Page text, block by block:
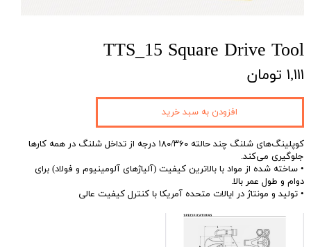
TTS_15 Square Drive Tool
۱,۱۱۱ تومان
کوپلینگ‌های شلنگ چند حالته ۱۸۰/۳۶۰ درجه از تداخل شلنگ در همه کارها
جلوگیری می‌کند.
• ساخته شده از مواد با بالاترین کیفیت (آلیاژهای آلومینیوم و فولاد) برای
دوام و طول عمر بالا.
• تولید و مونتاژ در ایالات متحده آمریکا با کنترل کیفیت عالی
افزودن به سبد خرید